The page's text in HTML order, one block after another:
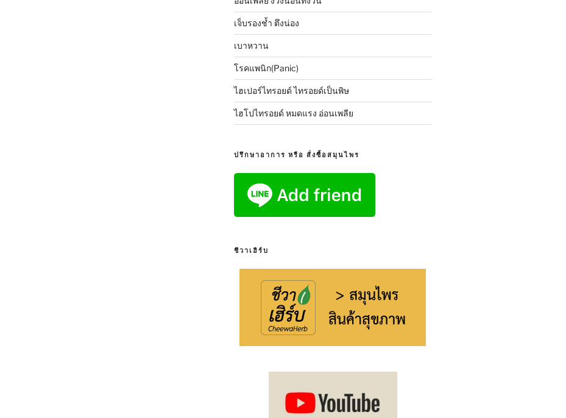
เจ็บรองช้ำ ตึงน่อง
เบาหวาน
โรคแพนิก(Panic)
ไฮเปอร์ไทรอยด์ ไทรอยด์เป็นพิษ
ไฮโปไทรอยด์ หมดแรง อ่อนเพลีย
ปรึกษาอาการ หรือ สั่งซื้อสมุนไพร
ชีวาเฮิร์บ